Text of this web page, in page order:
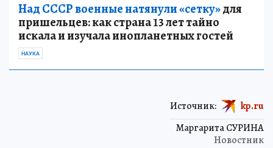
Над СССР военные натянули «сетку»для
пришельцев: как страна 13 лет тайно
искала и изучала инопланетных гостей
НАУКА
Маргарита СУРИНА
Новостник
Источник: kp.ru